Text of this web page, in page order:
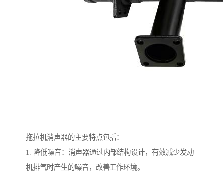
拖拉机消声器的主要特点包括：
1. 降低噪音：消声器通过内部结构设计，有效减少发动
机排气时产生的噪音，改善工作环境。